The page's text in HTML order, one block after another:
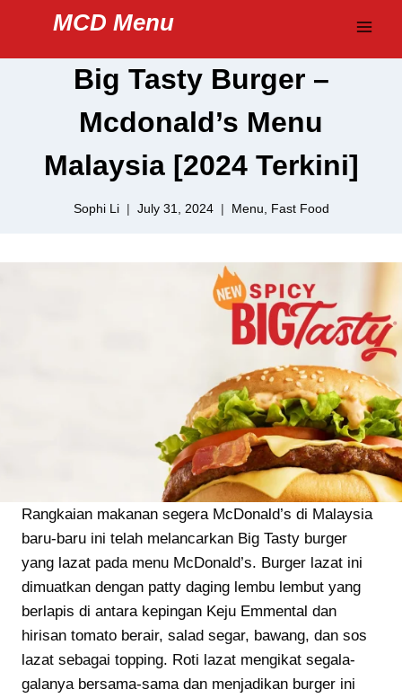
content
MCD Menu
Big Tasty Burger –
Mcdonald’s Menu
Malaysia [2024 Terkini]
Sophi Li July 31, 2024 Menu Fast Food
Rangkaian makanan segera McDonald’s di Malaysia
baru-baru ini telah melancarkan Big Tasty burger
yang lazat pada menu McDonald’s. Burger lazat ini
dimuatkan dengan patty daging lembu lembut yang
berlapis di antara kepingan Keju Emmental dan
hirisan tomato berair, salad segar, bawang, dan sos
lazat sebagai topping. Roti lazat mengikat segala-
galanya bersama-sama dan menjadikan burger ini